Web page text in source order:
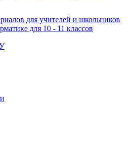
для учителей и школьников
для 10 - 11 классов